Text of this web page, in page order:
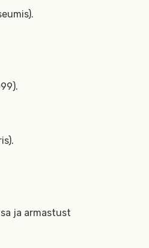
ja armastust